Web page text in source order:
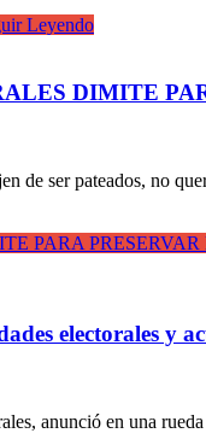
Leyendo
DIMITE
de ser pateados, no
PARA PRESERVAR
electorales y
anunció en una